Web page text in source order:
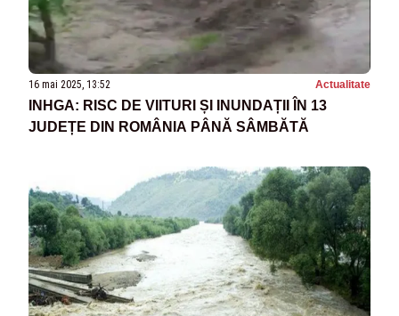
16 mai 2025, 13:52 Actualitate
INHGA: RISC DE VIITURI ȘI INUNDAȚII ÎN 13
JUDEȚE DIN ROMÂNIA PÂNĂ SÂMBĂTĂ